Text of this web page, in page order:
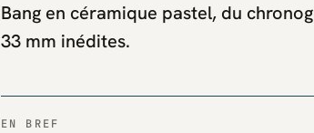
Bang en céramique pastel, du
33 mm inédites.
EN BREF